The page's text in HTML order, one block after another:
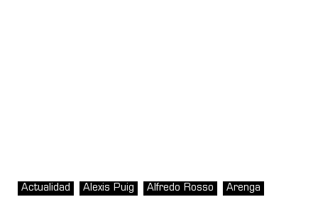
Actualidad Alexis Puig Alfredo Rosso Arenga